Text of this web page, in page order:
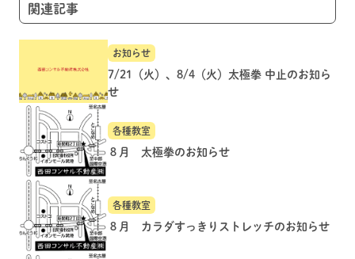
ン関連記事
お知らせ
7/21（火）、8/4（火）太極拳 中止のお知ら
せ
各種教室
８月 太極拳のお知らせ
各種教室
８月 カラダすっきりストレッチのお知らせ